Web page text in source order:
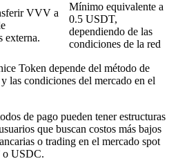
plazo e intereses flexibles
VVV a
externa.
Mínimo equivalente a
0.5 USDT,
dependiendo de las
condiciones de la red
Token depende del método de
las condiciones del mercado en el
de pago pueden tener estructuras
que buscan costos más bajos
o trading en el mercado spot
o USDC.